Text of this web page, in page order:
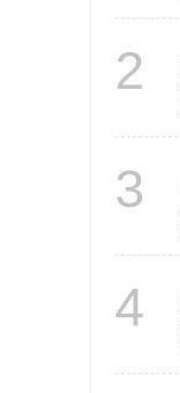
2
3
4